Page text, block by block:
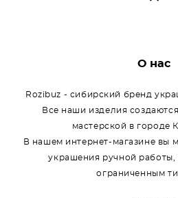
О нас
Rozibuz - сибирский бренд
Все наши изделия
мастерской в городе
В нашем интернет-магазине вы
украшения ручной работы,
ограниченным